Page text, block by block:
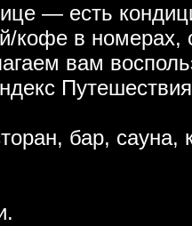
— есть
кофе в номерах,
вам
бар, сауна,